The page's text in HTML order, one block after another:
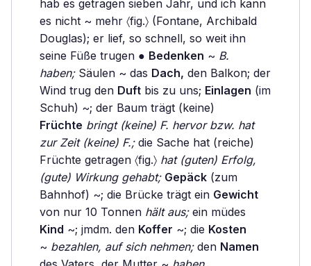
hab es getragen sieben Jahr, und ich kann
es nicht ~ mehr 〈fig.〉 (Fontane, Archibald
Douglas); er lief, so schnell, so weit ihn
seine Füße trugen ● Bedenken ~ B.
haben;Säulen ~ das Dach, den Balkon; der
Wind trug den Duft bis zu uns; Einlagen (im
Schuh) ~; der Baum trägt (keine)
Früchte bringt (keine) F. hervor bzw. hat
zur Zeit (keine) F.;die Sache hat (reiche)
Früchte getragen 〈fig.〉 hat (guten) Erfolg,
(gute) Wirkung gehabt; Gepäck (zum
Bahnhof) ~; die Brücke trägt ein Gewicht
von nur 10 Tonnen hält aus;ein müdes
Kind ~; jmdm. den Koffer ~; die Kosten
~ bezahlen, auf sich nehmen;den Namen